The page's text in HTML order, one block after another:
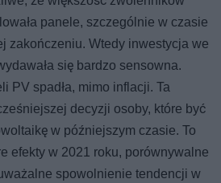
panele, szczególnie w czasie
zakończeniu. Wtedy inwestycja we
się bardzo sensowna.
PV spadła, mimo inflacji. Ta
decyzji osoby, które być
w późniejszym czasie. To
efekty w 2021 roku, porównywalne
spowolnienie tendencji w